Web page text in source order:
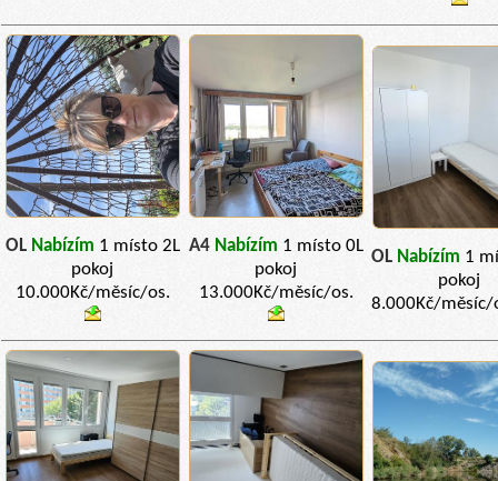
OL Nabízím 1 místo 2L
pokoj
10.000Kč/měsíc/os.
A4 Nabízím 1 místo 0L
pokoj
13.000Kč/měsíc/os.
OL Nabízím 1
pokoj
8.000Kč/